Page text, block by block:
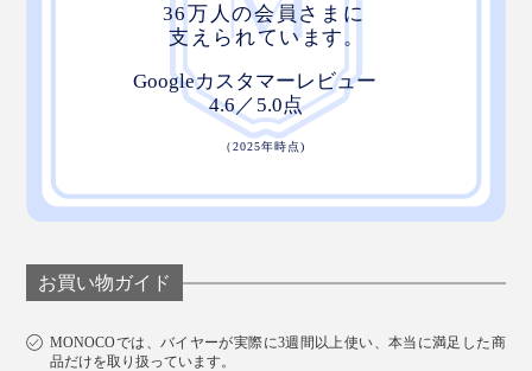
お買い物ガイド
MONOCOでは、バイヤーが実際に3週間以上使い、本当に満足した商
品だけを取り扱っています。